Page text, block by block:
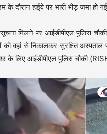
के दौरान हाईवे पर भारी भीड़ जमा हो
सूचना मिलने पर आईडीपीएल पुलिस
वहां से निकालकर सुरक्षित अस्पताल
के लिए आईडीपीएल पुलिस चौकी